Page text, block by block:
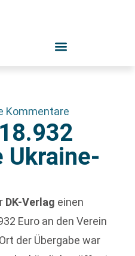
Kommentare
Ukraine-
DK-Verlag einen
Euro an den Verein
der Übergabe war